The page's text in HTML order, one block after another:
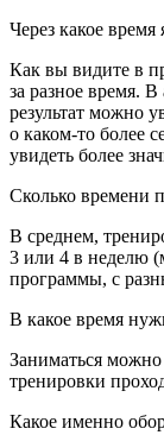
Через какое время
Как вы видите в
за разное время.
результат можно
о каком-то более
увидеть более
Сколько времени
В среднем,
3 или 4 в неделю
программы, с
В какое время
Заниматься
тренировки
Какое именно